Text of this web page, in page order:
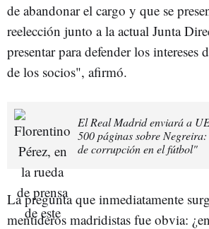
de abandonar el cargo y que se
reelección junto a la actual Junta
presentar para defender los intereses
de los socios", afirmó.
El Real Madrid enviará a
500 páginas sobre
de corrupción en el fútbol"
La pregunta que inmediatamente
mentideros madridistas fue obvia: